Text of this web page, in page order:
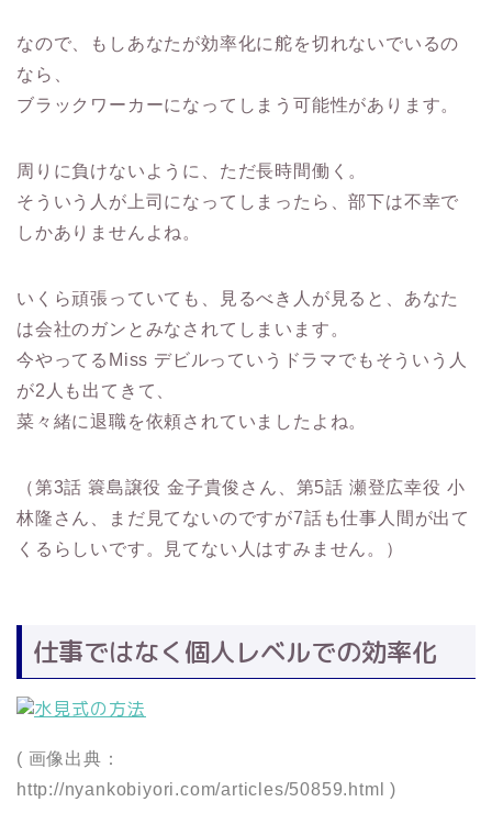
なので、もしあなたが効率化に舵を切れないでいるの
なら、
ブラックワーカーになってしまう可能性があります。
周りに負けないように、ただ長時間働く。
そういう人が上司になってしまったら、部下は不幸で
しかありませんよね。
いくら頑張っていても、見るべき人が見ると、あなた
は会社のガンとみなされてしまいます。
今やってるMiss デビルっていうドラマでもそういう人
が2人も出てきて、
菜々緒に退職を依頼されていましたよね。
（第3話 簑島譲役 金子貴俊さん、第5話 瀬登広幸役 小
林隆さん、まだ見てないのですが7話も仕事人間が出て
くるらしいです。見てない人はすみません。）
仕事ではなく個人レベルでの効率化
( 画像出典：
http://nyankobiyori.com/articles/50859.html )